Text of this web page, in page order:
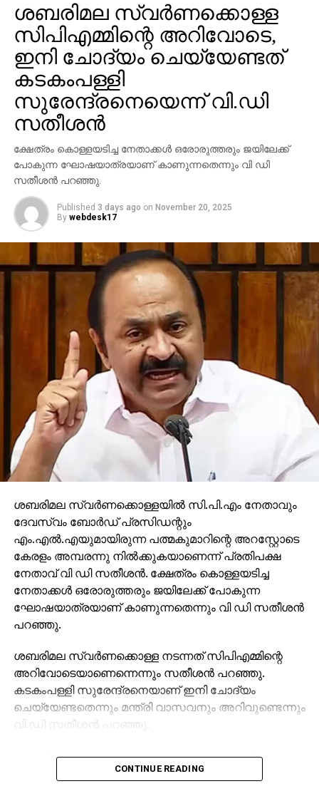
ശബരിമല സ്വര്‍ണക്കൊള്ള
സിപിഎമ്മിന്റെ അറിവോടെ,
ഇനി ചോദ്യം ചെയ്യേണ്ടത്
കടകംപള്ളി
സുരേന്ദ്രനെയെന്ന് വി.ഡി
സതീശന്‍
ക്ഷേത്രം കൊള്ളയടിച്ച നേതാക്കള്‍ ഒരോരുത്തരും ജയിലേക്ക്
പോകുന്ന ഘോഷയാത്രയാണ് കാണുന്നതെന്നും വി ഡി
സതീശന്‍ പറഞ്ഞു.
Published 3 days ago on November 20, 2025
By webdesk17
ശബരിമല സ്വര്‍ണക്കൊള്ളയില്‍ സി.പി.എം നേതാവും
ദേവസ്വം ബോര്‍ഡ് പ്രസിഡന്റും
എം.എല്‍.എയുമായിരുന്ന പത്മകുമാറിന്റെ അറസ്റ്റോടെ
കേരളം അമ്പരന്നു നില്‍ക്കുകയാണെന്ന് പ്രതിപക്ഷ
നേതാവ് വി ഡി സതീശന്‍. ക്ഷേത്രം കൊള്ളയടിച്ച
നേതാക്കള്‍ ഒരോരുത്തരും ജയിലേക്ക് പോകുന്ന
ഘോഷയാത്രയാണ് കാണുന്നതെന്നും വി ഡി സതീശന്‍
പറഞ്ഞു.
ശബരിമല സ്വര്‍ണക്കൊള്ള നടന്നത് സിപിഎമ്മിന്റെ
അറിവോടെയാണെന്നെന്നും സതീശന്‍ പറഞ്ഞു.
കടകംപള്ളി സുരേന്ദ്രനെയാണ് ഇനി ചോദ്യം
ചെയ്യേണ്ടതെന്നും മന്ത്രി വാസവനും അറിവുണ്ടെന്നും
വി.ഡി സതീശന്‍ പറഞ്ഞു.
ശബരിമല സ്വര്‍ണക്കൊള്ളയില്‍ മുഖ്യമന്ത്രി
പിണറായി വിജയന്‍ എന്തുകൊണ്ട് മൗനം പാലിക്കുന്നു.
CONTINUE READING